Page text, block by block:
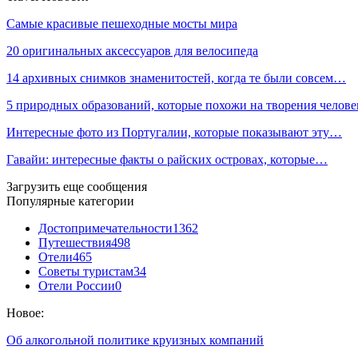
Самые красивые пешеходные мосты мира
20 оригинальных аксессуаров для велосипеда
14 архивных снимков знаменитостей, когда те были совсем…
5 природных образований, которые похожи на творения
Интересные фото из Португалии, которые показывают эту…
Гавайи: интересные факты о райских островах, которые…
Загрузить еще сообщения
Популярные категории
Достопримечательности1362
Путешествия498
Отели465
Советы туристам34
Отели России0
Новое:
Об алкогольной политике круизных компаний